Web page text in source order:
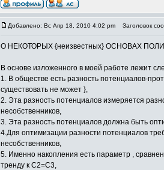
Добавлено: Вс Апр 18, 2010 4:02 pm Заголовок
О НЕКОТОРЫХ {неизвестных} ОСНОВАХ
В основе изложенного в моей работе лежит
1. В обществе есть разность потенциалов-
существовать не может },
2. Эта разность потенциалов измеряется
несобственников,
3. Эта разность потенциалов должна быть
4.Для оптимизации разности потенциалов
несобственников,
5. Именно накопления есть параметр ,
тренду к С2=С3,